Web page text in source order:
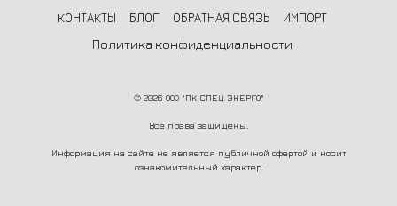
КОНТАКТЫ
БЛОГ ОБРАТНАЯ СВЯЗЬ
ИМПОРТ
Политика конфиденциальности
© 2026 ООО "ПК СПЕЦ ЭНЕРГО"
Все права защищены.
Информация на сайте не является публичной офертой и носит
ознакомительный характер.